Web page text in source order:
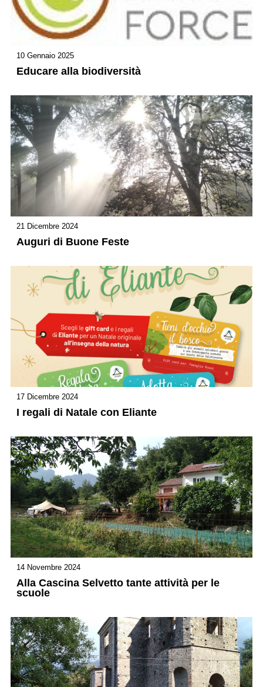
10 Gennaio 2025
Educare alla biodiversità
21 Dicembre 2024
Auguri di Buone Feste
17 Dicembre 2024
I regali di Natale con Eliante
14 Novembre 2024
Alla Cascina Selvetto tante attività per le
scuole